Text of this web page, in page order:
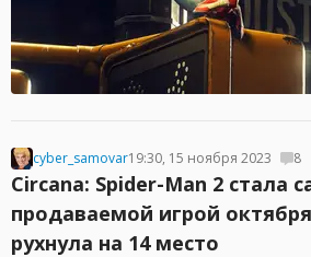
cyber_samovar19:30, 15 ноября 2023 8
Circana: Spider-Man 2 стала
продаваемой игрой
рухнула на 14 место